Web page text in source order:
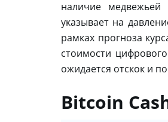
наличие
указывает на
рамках прогноза
стоимости
ожидается отскок и
Bitcoin